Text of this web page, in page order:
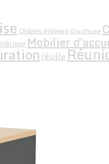
Chaises Visiteurs Chauffeuse
Mobilier
résille